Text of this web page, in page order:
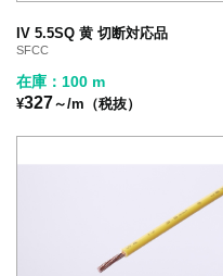
IV 5.5SQ 黄 切断対応品
SFCC
在庫：100 m
¥327～/m（税抜）